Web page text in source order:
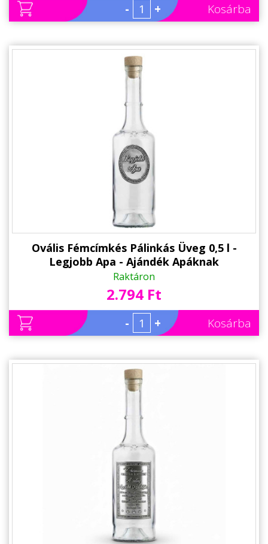
Névnapi ajándékok - + Kosárba
Ovális Fémcímkés Pálinkás Üveg 0,5 l -
Legjobb Apa - Ajándék Apáknak
Raktáron
2.794 Ft
- + Kosárba